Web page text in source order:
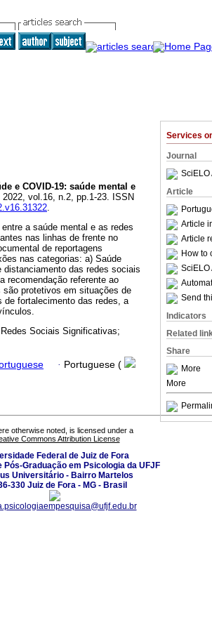
Services
Journal
SciELO
Article
Article
Article
How to
SciELO
Send
Indicators
Related
Share
More
More
e COVID-19: saúde mental e
2022, vol.16, n.2, pp.1-23. ISSN
.
a saúde mental e as redes
nas linhas de frente no
de reportagens
nas categorias: a) Saúde
das redes sociais
recomendação referente ao
protetivos em situações de
fortalecimento das redes, a
Sociais Significativas;
· Portuguese (
otherwise noted, is licensed under a
Commons Attribution License
Federal de Juiz de Fora
Pós-Graduação em Psicologia da UFJF
Universitário - Bairro Martelos
330 Juiz de Fora - MG - Brasil